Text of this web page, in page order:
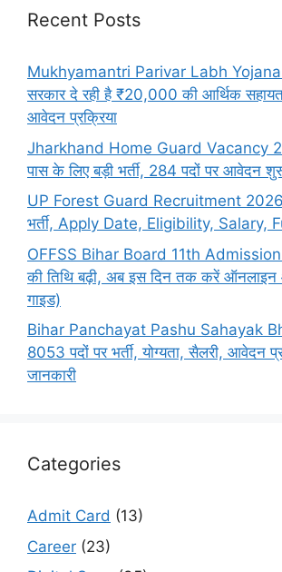
Recent Posts
Mukhyamantri Parivar Labh Yojana
सरकार दे रही है ₹20,000 की आर्थिक
आवेदन प्रक्रिया
Jharkhand Home Guard Vacancy
पास के लिए बड़ी भर्ती, 284 पदों पर आवेदन
UP Forest Guard Recruitment
भर्ती, Apply Date, Eligibility, Salary,
OFFSS Bihar Board 11th
की तिथि बढ़ी, अब इस दिन तक करें ऑनलाइन
गाइड)
Bihar Panchayat Pashu Sahayak
8053 पदों पर भर्ती, योग्यता, सैलरी, आवेदन
जानकारी
Categories
Admit Card (13)
Career (23)